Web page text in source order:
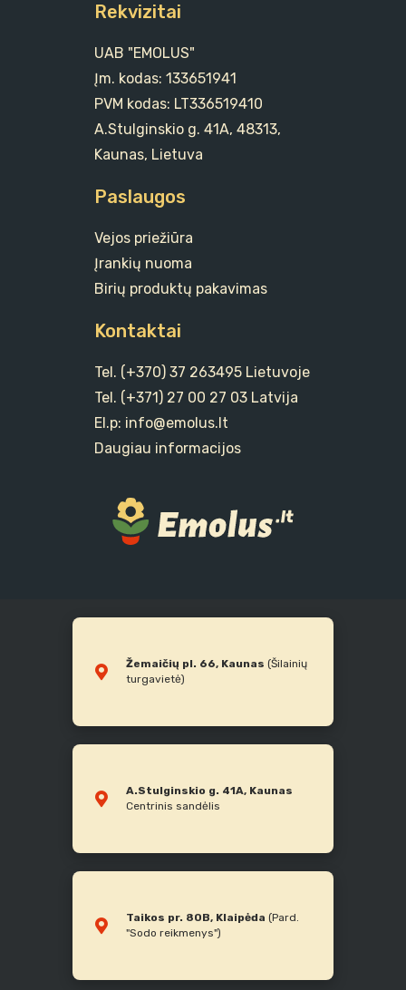
Rekvizitai
UAB "EMOLUS"
Įm. kodas: 133651941
PVM kodas: LT336519410
A.Stulginskio g. 41A, 48313,
Kaunas, Lietuva
Paslaugos
Vejos priežiūra
Įrankių nuoma
Birių produktų pakavimas
Kontaktai
Tel. (+370) 37 263495 Lietuvoje
Tel. (+371) 27 00 27 03 Latvija
El.p: info@emolus.lt
Daugiau informacijos
Žemaičių pl. 66, Kaunas (Šilainių
turgavietė)
A.Stulginskio g. 41A, Kaunas
Centrinis sandėlis
Taikos pr. 80B, Klaipėda (Pard.
"Sodo reikmenys")